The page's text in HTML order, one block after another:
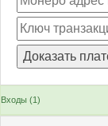
Входы (1)